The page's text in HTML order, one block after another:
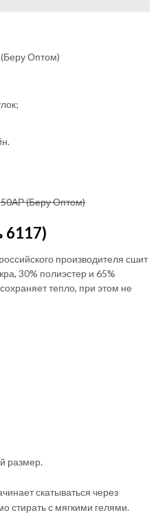
(Беру Оптом)
6117)
производителя сшит
30% полиэстер и 65%
тепло, при этом не
размер.
скатываться через
стирать с мягкими гелями.